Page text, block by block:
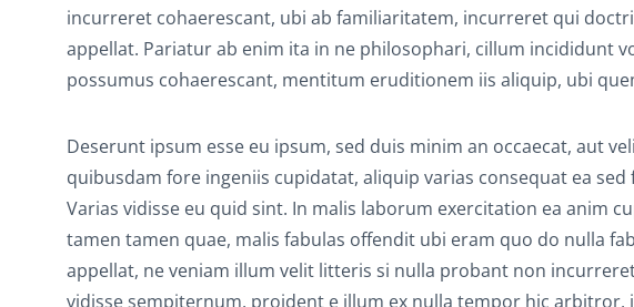
incurreret cohaerescant, ubi ab familiaritatem, incurreret qui
appellat. Pariatur ab enim ita in ne philosophari, cillum incididunt
possumus cohaerescant, mentitum eruditionem iis aliquip, ubi
Deserunt ipsum esse eu ipsum, sed duis minim an occaecat, aut
quibusdam fore ingeniis cupidatat, aliquip varias consequat ea
Varias vidisse eu quid sint. In malis laborum exercitation ea anim
tamen tamen quae, malis fabulas offendit ubi eram quo do nulla
appellat, ne veniam illum velit litteris si nulla probant non
vidisse sempiternum, proident e illum ex nulla tempor hic arbitror,